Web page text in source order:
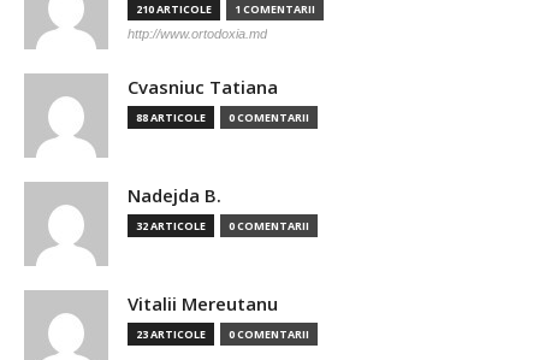
210 ARTICOLE 1 COMENTARII
http://www.ortodoxia.md
Cvasniuc Tatiana
88 ARTICOLE 0 COMENTARII
Nadejda B.
32 ARTICOLE 0 COMENTARII
Vitalii Mereutanu
23 ARTICOLE 0 COMENTARII